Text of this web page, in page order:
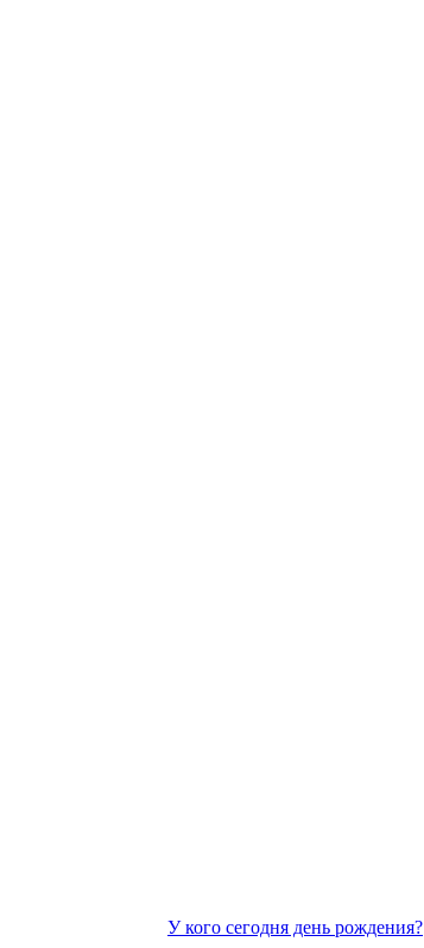
У кого сегодня день рождения?